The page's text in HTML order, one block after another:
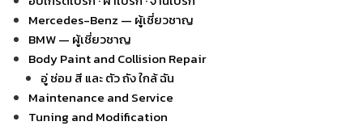
Mercedes-Benz — ผู้เชี่ยวชาญ
BMW — ผู้เชี่ยวชาญ
Body Paint and Collision Repair
อู่ ซ่อม สี และ ตัว ถัง ใกล้ ฉัน
Maintenance and Service
Tuning and Modification